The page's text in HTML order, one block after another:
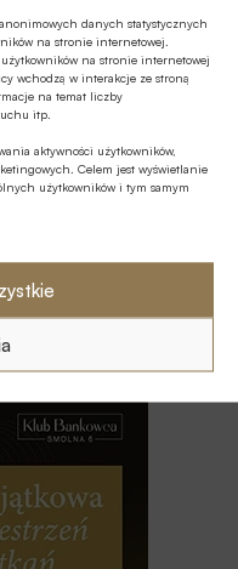
danych statystycznych
na stronie internetowej.
na stronie internetowej
wchodzą w interakcje ze stroną
na temat liczby
itp.
aktywności użytkowników,
Celem jest wyświetlanie
użytkowników i tym samym
dla firm prosto z
Banku Polskiego
wyniki za
2026 roku
placówek
wypłatę gotówki